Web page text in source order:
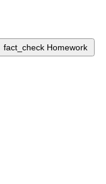
fact_check Homework